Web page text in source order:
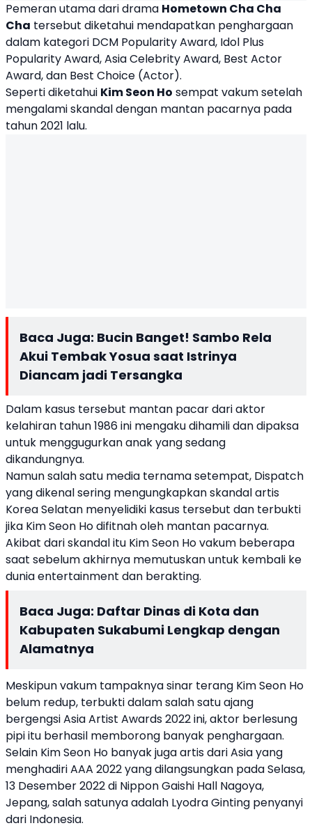
Pemeran utama dari drama Hometown Cha Cha
Cha tersebut diketahui mendapatkan penghargaan
dalam kategori DCM Popularity Award, Idol Plus
Popularity Award, Asia Celebrity Award, Best Actor
Award, dan Best Choice (Actor).
Seperti diketahui Kim Seon Ho sempat vakum setelah
mengalami skandal dengan mantan pacarnya pada
tahun 2021 lalu.
Baca Juga: Bucin Banget! Sambo Rela
Akui Tembak Yosua saat Istrinya
Diancam jadi Tersangka
Dalam kasus tersebut mantan pacar dari aktor
kelahiran tahun 1986 ini mengaku dihamili dan dipaksa
untuk menggugurkan anak yang sedang
dikandungnya.
Namun salah satu media ternama setempat, Dispatch
yang dikenal sering mengungkapkan skandal artis
Korea Selatan menyelidiki kasus tersebut dan terbukti
jika Kim Seon Ho difitnah oleh mantan pacarnya.
Akibat dari skandal itu Kim Seon Ho vakum beberapa
saat sebelum akhirnya memutuskan untuk kembali ke
dunia entertainment dan berakting.
Baca Juga: Daftar Dinas di Kota dan
Kabupaten Sukabumi Lengkap dengan
Alamatnya
Meskipun vakum tampaknya sinar terang Kim Seon Ho
belum redup, terbukti dalam salah satu ajang
bergengsi Asia Artist Awards 2022 ini, aktor berlesung
pipi itu berhasil memborong banyak penghargaan.
Selain Kim Seon Ho banyak juga artis dari Asia yang
menghadiri AAA 2022 yang dilangsungkan pada Selasa,
13 Desember 2022 di Nippon Gaishi Hall Nagoya,
Jepang, salah satunya adalah Lyodra Ginting penyanyi
dari Indonesia.